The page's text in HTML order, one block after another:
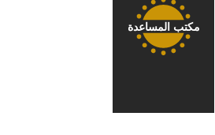
مكتب المساعدة